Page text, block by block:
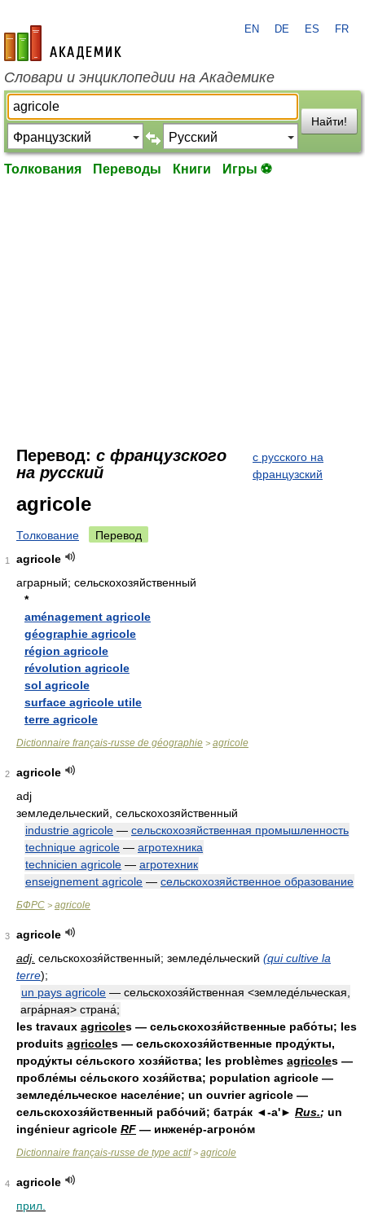
academic.ru
EN DE ES FR
Словари и энциклопедии на Академике
Найти!
Толкования Переводы Книги Игры ⚽
Перевод: с французского
на русский
с русского на
французский
agricole
Толкование Перевод
1
agricole
аграрный; сельскохозяйственный
*
aménagement agricole
géographie agricole
région agricole
révolution agricole
sol agricole
surface agricole utile
terre agricole
Dictionnaire français-russe de géographie > agricole
2
agricole
adj
земледельческий, сельскохозяйственный
industrie agricole — сельскохозяйственная промышленность
technique agricole — агротехника
technicien agricole — агротехник
enseignement agricole — сельскохозяйственное образование
БФРС > agricole
3
agricole
adj. сельскохозя́йственный; земледе́льческий (qui cultive la
terre);
un pays agricole — сельскохозя́йственная <земледе́льческая,
агра́рная> страна́;
les travaux agricoles — сельскохозя́йственные рабо́ты; les
produits agricoles — сельскохозя́йственные проду́кты,
проду́кты се́льского хозя́йства; les problèmes agricoles —
пробле́мы се́льского хозя́йства; population agricole —
земледе́льческое населе́ние; un ouvrier agricole —
сельскохозя́йственный рабо́чий; батра́к ◄-а'► Rus.; un
ingénieur agricole RF — инжене́р-агроно́м
Dictionnaire français-russe de type actif> agricole
4
agricole
прил.